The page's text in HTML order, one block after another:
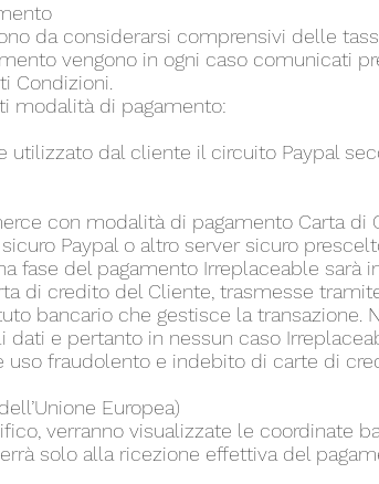
da considerarsi comprensivi delle
vengono in ogni caso comunicati
Condizioni.
modalità di pagamento:
utilizzato dal cliente il circuito Paypal
con modalità di pagamento Carta di
Paypal o altro server sicuro
fase del pagamento Irreplaceable sarà
di credito del Cliente, trasmesse
bancario che gestisce la transazione.
dati e pertanto in nessun caso
uso fraudolento e indebito di carte di
Europea)
verranno visualizzate le coordinate
solo alla ricezione effettiva del